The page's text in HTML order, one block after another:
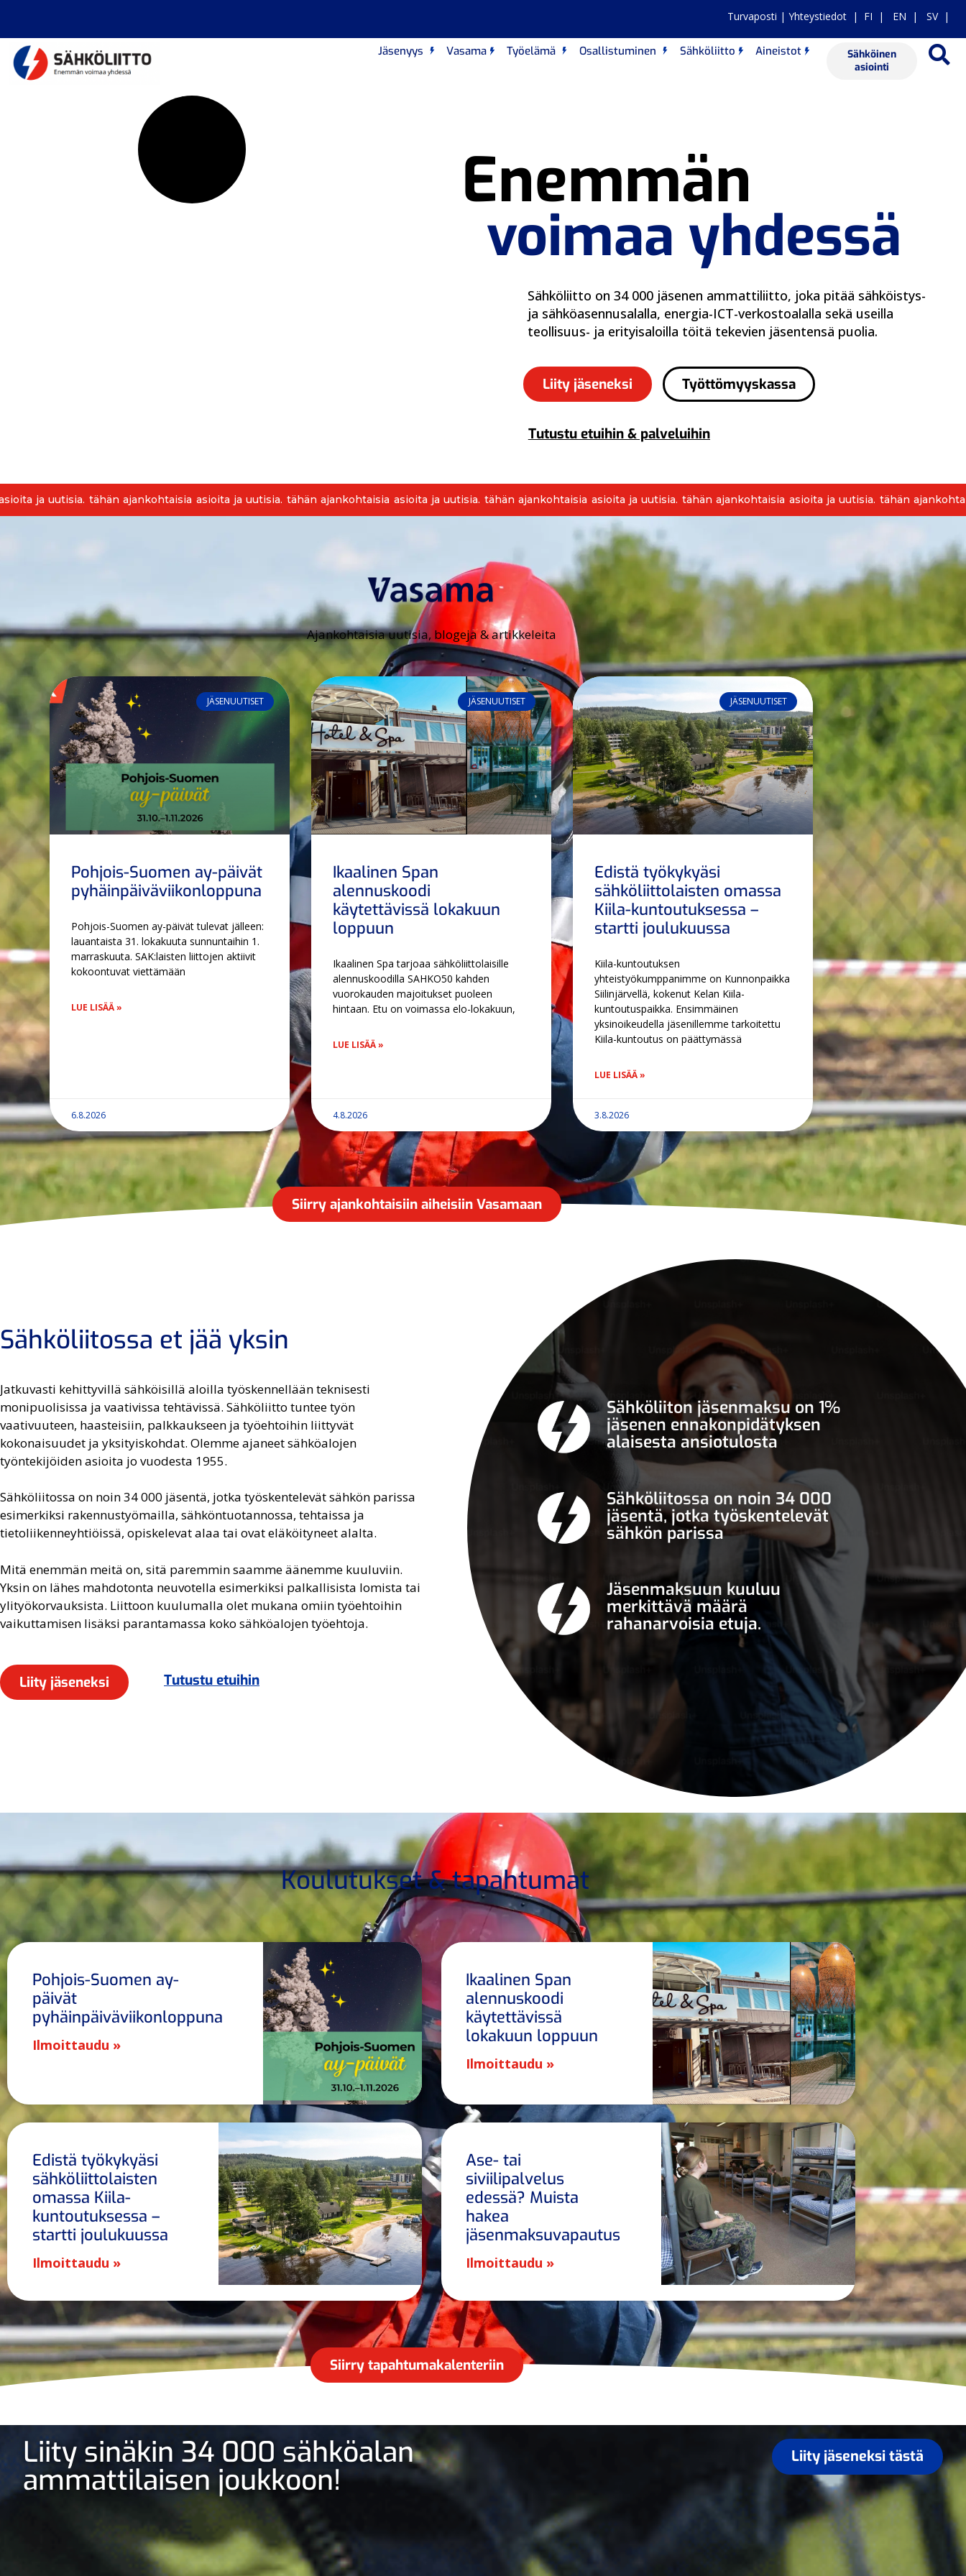
Turvaposti | Yhteystiedot| FI | EN | SV |
Jäsenyys Vasama Työelämä Osallistuminen Sähköliitto Aineistot
Sähköinen
asiointi
Enemmän
voimaa yhdessä
Sähköliitto on 34 000 jäsenen ammattiliitto, joka pitää sähköistys-
ja sähköasennusalalla, energia-ICT-verkostoalalla sekä useilla
teollisuus- ja erityisaloilla töitä tekevien jäsentensä puolia.
Liity jäseneksi Työttömyyskassa
Tutustu etuihin & palveluihin
ja uutisia. tähän ajankohtaisia asioita ja uutisia. tähän ajankohtaisia asioita ja uutisia. tähän ajankohtaisia asioita ja uutisia. tähän ajankohtaisia asioita ja uutisia. tähän
Ajankohtaisia uutisia, blogeja & artikkeleita
JÄSENUUTISET
Pohjois-Suomen ay-päivät
pyhäinpäiväviikonloppuna
Pohjois-Suomen ay-päivät tulevat jälleen:
lauantaista 31. lokakuuta sunnuntaihin 1.
marraskuuta. SAK:laisten liittojen aktiivit
kokoontuvat viettämään
LUE LISÄÄ »
6.8.2026
JÄSENUUTISET
Ikaalinen Span
alennuskoodi
käytettävissä lokakuun
loppuun
Ikaalinen Spa tarjoaa sähköliittolaisille
alennuskoodilla SAHKO50 kahden
vuorokauden majoitukset puoleen
hintaan. Etu on voimassa elo-lokakuun,
LUE LISÄÄ »
4.8.2026
JÄSENUUTISET
Edistä työkykyäsi
sähköliittolaisten omassa
Kiila-kuntoutuksessa –
startti joulukuussa
Kiila-kuntoutuksen
yhteistyökumppanimme on Kunnonpaikka
Siilinjärvellä, kokenut Kelan Kiila-
kuntoutuspaikka. Ensimmäinen
yksinoikeudella jäsenillemme tarkoitettu
Kiila-kuntoutus on päättymässä
LUE LISÄÄ »
3.8.2026
Siirry ajankohtaisiin aiheisiin Vasamaan
Sähköliitossa et jää yksin
Jatkuvasti kehittyvillä sähköisillä aloilla työskennellään teknisesti
monipuolisissa ja vaativissa tehtävissä. Sähköliitto tuntee työn
vaativuuteen, haasteisiin, palkkaukseen ja työehtoihin liittyvät
kokonaisuudet ja yksityiskohdat. Olemme ajaneet sähköalojen
työntekijöiden asioita jo vuodesta 1955.
Sähköliitossa on noin 34 000 jäsentä, jotka työskentelevät sähkön parissa
esimerkiksi rakennustyömailla, sähköntuotannossa, tehtaissa ja
tietoliikenneyhtiöissä, opiskelevat alaa tai ovat eläköityneet alalta.
Mitä enemmän meitä on, sitä paremmin saamme äänemme kuuluviin.
Yksin on lähes mahdotonta neuvotella esimerkiksi palkallisista lomista tai
ylityökorvauksista. Liittoon kuulumalla olet mukana omiin työehtoihin
vaikuttamisen lisäksi parantamassa koko sähköalojen työehtoja.
Liity jäseneksi Tutustu etuihin
Sähköliiton jäsenmaksu on 1%
jäsenen ennakonpidätyksen
alaisesta ansiotulosta
Sähköliitossa on noin 34 000
jäsentä, jotka työskentelevät
sähkön parissa
Jäsenmaksuun kuuluu
merkittävä määrä
rahanarvoisia etuja.
Koulutukset & tapahtumat
Pohjois-Suomen ay-
päivät
pyhäinpäiväviikonloppuna
Ilmoittaudu »
Ikaalinen Span
alennuskoodi
käytettävissä
lokakuun loppuun
Ilmoittaudu »
Edistä työkykyäsi
sähköliittolaisten
omassa Kiila-
kuntoutuksessa –
startti joulukuussa
Ilmoittaudu »
Ase- tai
siviilipalvelus
edessä? Muista
hakea
jäsenmaksuvapautus
Ilmoittaudu »
Siirry tapahtumakalenteriin
Liity sinäkin 34 000 sähköalan
ammattilaisen joukkoon!
Liity jäseneksi tästä